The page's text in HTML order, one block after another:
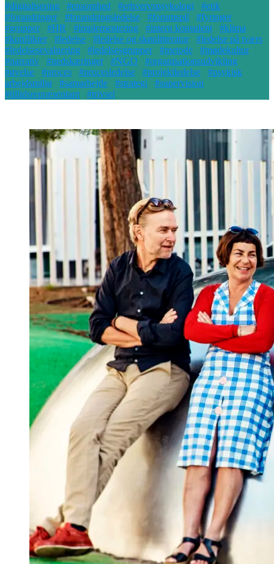
#digitalisering #ensomhed #erhvervspsykologi
#etik
#forandringer
#forandringsledelse #forumspil
#fyringer
#grupper
#HR #implementering #intern konsulent
#klima
#konflikter
#ledelse #ledelse og skønlitteratur
#ledelse på tværs
#ledelsesevaluering
#ledelsesgrupper #metode
#mødekultur
#narrativ
#nedskæringer #NGO
#organisationsudvikling
#øvelse
#proces #procesledelse #projektledelse
#psykisk
arbejdsmiljø
#samarbejde #strategi
#supervision
#tillidsrepræsentant
#trivsel